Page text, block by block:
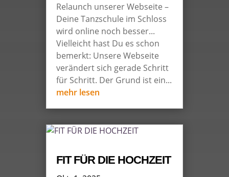
Relaunch unserer Webseite –
Deine Tanzschule im Schloss
wird online noch besser...
Vielleicht hast Du es schon
bemerkt: Unsere Webseite
verändert sich gerade Schritt
für Schritt. Der Grund ist ein...
mehr lesen
FIT FÜR DIE HOCHZEIT